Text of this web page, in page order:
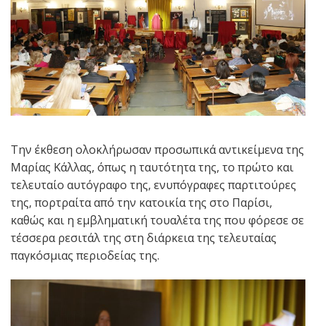
Την έκθεση ολοκλήρωσαν προσωπικά αντικείμενα της
Μαρίας Κάλλας, όπως η ταυτότητα της, το πρώτο και
τελευταίο αυτόγραφο της, ενυπόγραφες παρτιτούρες
της, πορτραίτα από την κατοικία της στο Παρίσι,
καθώς και η εμβληματική τουαλέτα της που φόρεσε σε
τέσσερα ρεσιτάλ της στη διάρκεια της τελευταίας
παγκόσμιας περιοδείας της.